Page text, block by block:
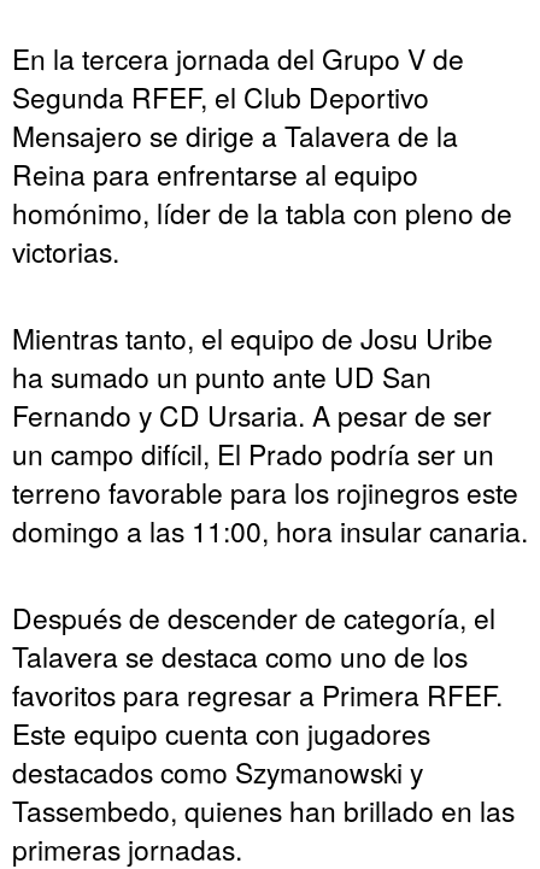
En la tercera jornada del Grupo V de
Segunda RFEF, el Club Deportivo
Mensajero se dirige a Talavera de la
Reina para enfrentarse al equipo
homónimo, líder de la tabla con pleno de
victorias.
Mientras tanto, el equipo de Josu Uribe
ha sumado un punto ante UD San
Fernando y CD Ursaria. A pesar de ser
un campo difícil, El Prado podría ser un
terreno favorable para los rojinegros este
domingo a las 11:00, hora insular canaria.
Después de descender de categoría, el
Talavera se destaca como uno de los
favoritos para regresar a Primera RFEF.
Este equipo cuenta con jugadores
destacados como Szymanowski y
Tassembedo, quienes han brillado en las
primeras jornadas.